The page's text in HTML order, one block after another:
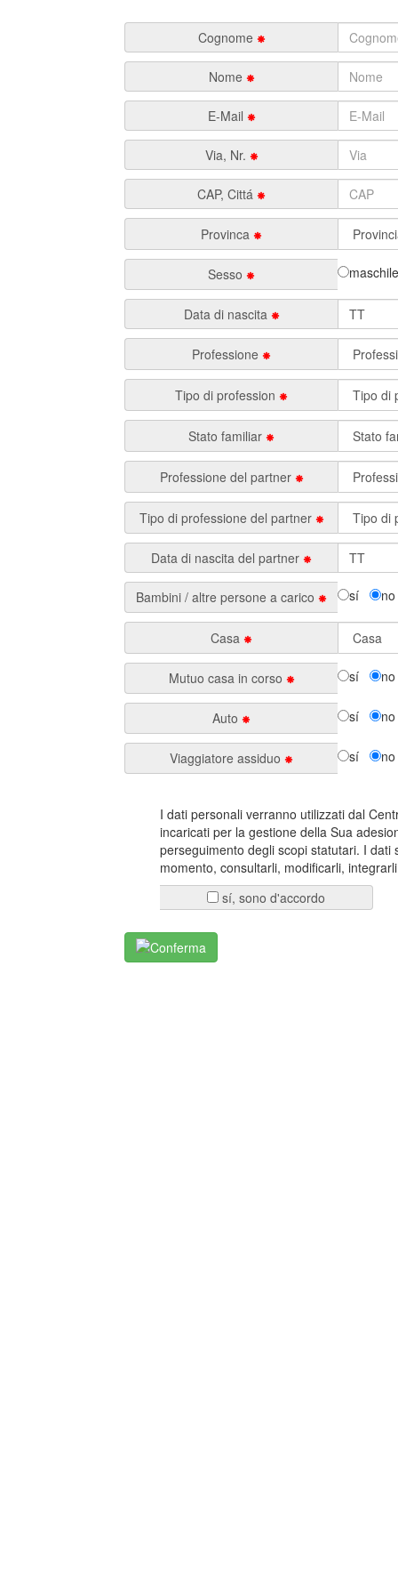
Cognome
Nome
E-Mail
Via, Nr.
CAP, Cittá
Provinca
Sesso
Data di nascita
Professione
Tipo di profession
Stato familiar
Professione del partner
Tipo di professione del partner
Data di nascita del partner
Bambini / altre persone a carico sí no
Casa
Mutuo casa in corso sí no
Auto sí no
Viaggiatore assiduo sí no
I dati personali verranno utilizzati dal
incaricati per la gestione della Sua
perseguimento degli scopi statutari. I
momento, consultarli, modificarli,
sí, sono d'accordo